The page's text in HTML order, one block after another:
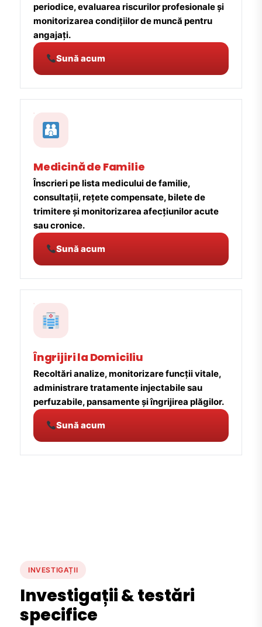
periodice, evaluarea riscurilor profesionale și
monitorizarea condițiilor de muncă pentru
angajați.
Sună acum
Medicină de Familie
Înscrieri pe lista medicului de familie,
consultații, rețete compensate, bilete de
trimitere și monitorizarea afecțiunilor acute
sau cronice.
Sună acum
Îngrijiri la Domiciliu
Recoltări analize, monitorizare funcții vitale,
administrare tratamente injectabile sau
perfuzabile, pansamente și îngrijirea plăgilor.
Sună acum
INVESTIGAȚII
Investigații & testări
specifice